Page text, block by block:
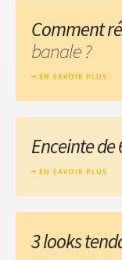
Comment
banale ?
EN SAVOIR PLUS
Enceinte de
EN SAVOIR PLUS
3 looks